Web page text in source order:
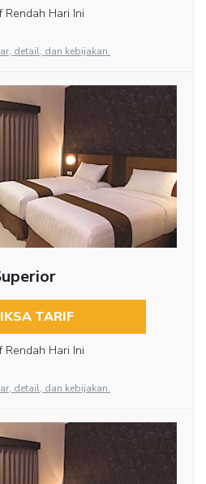
Rendah Hari Ini
detail, dan kebijakan.
TARIF
Rendah Hari Ini
detail, dan kebijakan.